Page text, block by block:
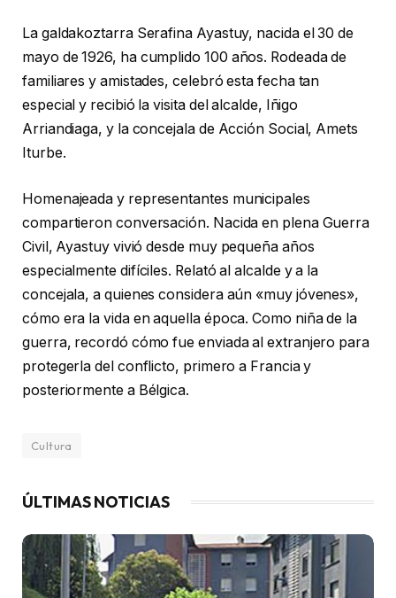
La galdakoztarra Serafina Ayastuy, nacida el 30 de
mayo de 1926, ha cumplido 100 años. Rodeada de
familiares y amistades, celebró esta fecha tan
especial y recibió la visita del alcalde, Iñigo
Arriandiaga, y la concejala de Acción Social, Amets
Iturbe.
Homenajeada y representantes municipales
compartieron conversación. Nacida en plena Guerra
Civil, Ayastuy vivió desde muy pequeña años
especialmente difíciles. Relató al alcalde y a la
concejala, a quienes considera aún «muy jóvenes»,
cómo era la vida en aquella época. Como niña de la
guerra, recordó cómo fue enviada al extranjero para
protegerla del conflicto, primero a Francia y
posteriormente a Bélgica.
Cultura
ÚLTIMAS NOTICIAS